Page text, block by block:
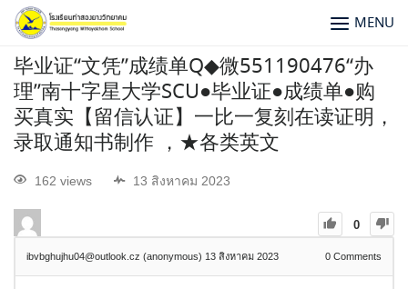
MENU
毕业证“文凭”成绩单Q◆微551190476“办
理”南十字星大学SCU●毕业证●成绩单●购
买真实【留信认证】一比一复刻在读证明，
录取通知书制作 ，★各类英文
162 views 13 สิงหาคม 2023
0
ibvbghujhu04@outlook.cz (anonymous) 13 สิงหาคม 2023 0 Comments